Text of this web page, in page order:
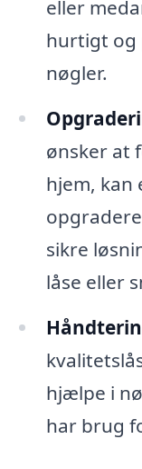
eller
hurtigt og
nøgler.
ønsker at
hjem, kan
sikre
låse eller
hjælpe i
har brug